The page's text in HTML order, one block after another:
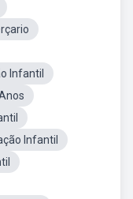
Infantil
Infantil